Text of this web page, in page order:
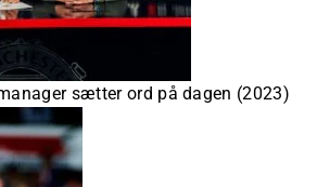
sætter ord på dagen (2023)